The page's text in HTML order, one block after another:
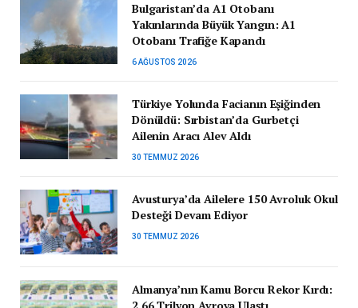
Bulgaristan’da A1 Otobanı
Yakınlarında Büyük Yangın: A1
Otobanı Trafiğe Kapandı
6 AĞUSTOS 2026
Türkiye Yolunda Facianın Eşiğinden
Dönüldü: Sırbistan’da Gurbetçi
Ailenin Aracı Alev Aldı
30 TEMMUZ 2026
Avusturya’da Ailelere 150 Avroluk Okul
Desteği Devam Ediyor
30 TEMMUZ 2026
Almanya’nın Kamu Borcu Rekor Kırdı: